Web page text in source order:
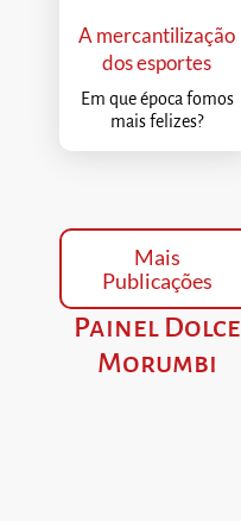
A mercantilização
dos esportes
Em que época fomos
mais felizes?
Mais
Publicações
Painel Dolce
Morumbi